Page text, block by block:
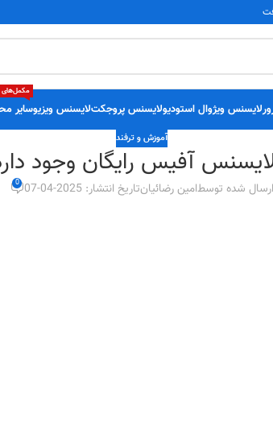
لایسنس ویژوال استودیولایسنس پروجکتلایسنس ویزیوسایر
مکمل‌های
آموزش و ترفند
لایسنس آفیس رایگان وجود
ارسال شده توسطامین رضائیانتاریخ انتشار: 2025-04-07 0